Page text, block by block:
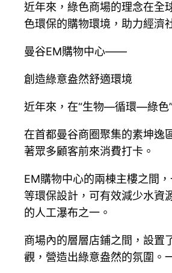
近年來，綠色商場的理念在全
色環保的購物環境，助力經濟
曼谷EM購物中心——
創造綠意盎然舒適環境
近年來，在“生物—循環—綠色
在首都曼谷商圈聚集的素坤逸
著眾多顧客前來消費打卡。
EM購物中心的兩棟主樓之間
等環保設計，可有效減少水資
的人工瀑布之一。
商場內的層層店鋪之間，設置
觀，營造出綠意盎然的氛圍。